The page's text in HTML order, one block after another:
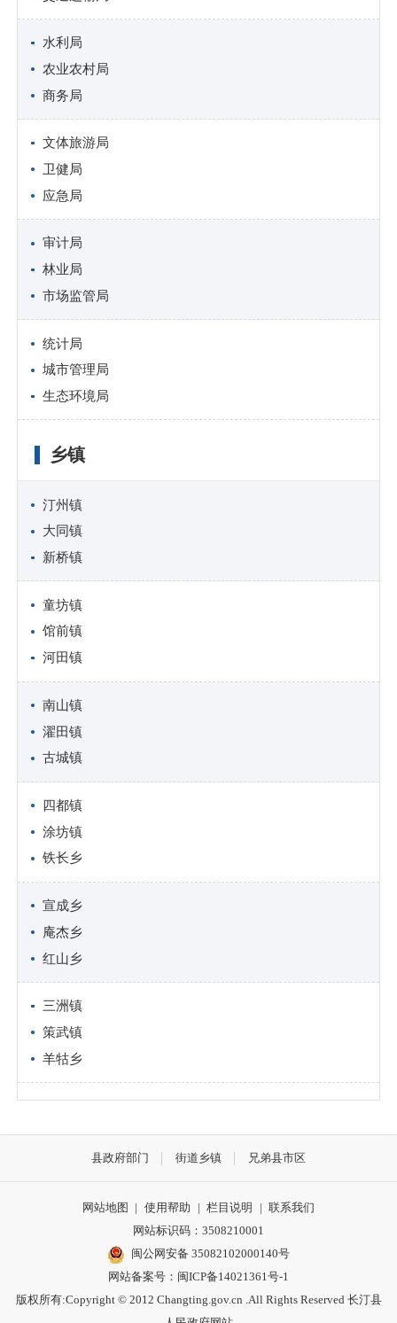
水利局
农业农村局
商务局
文体旅游局
卫健局
应急局
审计局
林业局
市场监管局
统计局
城市管理局
生态环境局
乡镇
汀州镇
大同镇
新桥镇
童坊镇
馆前镇
河田镇
南山镇
濯田镇
古城镇
四都镇
涂坊镇
铁长乡
宣成乡
庵杰乡
红山乡
三洲镇
策武镇
羊牯乡
县政府部门 街道乡镇 兄弟县市区
网站地图 | 使用帮助 | 栏目说明 | 联系我们
网站标识码：3508210001
闽公网安备 35082102000140号
网站备案号： 闽ICP备14021361号-1
版权所有:Copyright © 2012 Changting.gov.cn .All Rights Reserved 长汀县